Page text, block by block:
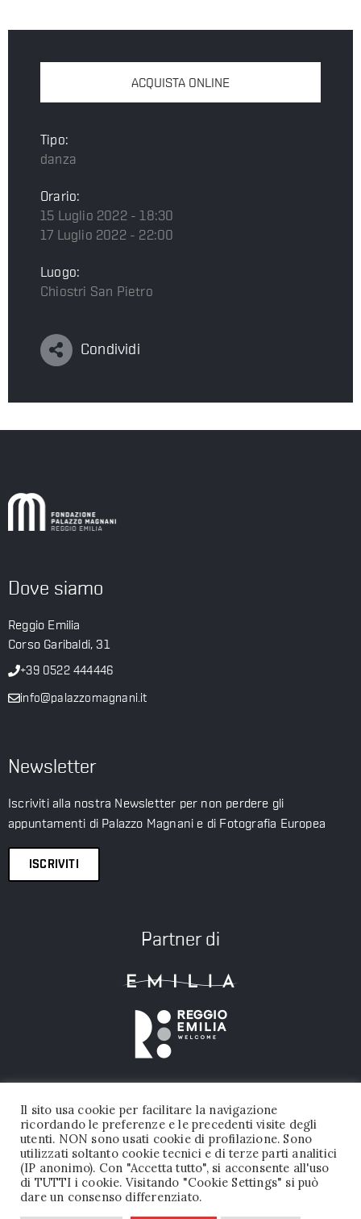
ACQUISTA ONLINE
Tipo:
danza
Orario:
15 Luglio 2022 - 18:30
17 Luglio 2022 - 22:00
Luogo:
Chiostri San Pietro
Condividi
Dove siamo
Reggio Emilia
Corso Garibaldi, 31
+39 0522 444446
info@palazzomagnani.it
Newsletter
Iscriviti alla nostra Newsletter per non perdere gli
appuntamenti di Palazzo Magnani e di Fotografia Europea
ISCRIVITI
Partner di
FONDAZIONE PALAZZO MAGNANI © 2026 TUTTI I DIRITTI RISERVATI |
P.IVA 02456050356
Il sito usa cookie per facilitare la navigazione
ricordando le preferenze e le precedenti visite degli
utenti. NON sono usati cookie di profilazione. Sono
utilizzati soltanto cookie tecnici e di terze parti analitici
(IP anonimo). Con "Accetta tutto", si acconsente all'uso
di TUTTI i cookie. Visitando "Cookie Settings" si può
dare un consenso differenziato.